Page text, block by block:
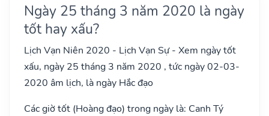
Ngày 25 tháng 3 năm 2020 là ngày
tốt hay xấu?
Lịch Vạn Niên 2020 - Lịch Vạn Sự - Xem ngày tốt
xấu, ngày 25 tháng 3 năm 2020 , tức ngày 02-03-
2020 âm lịch, là ngày Hắc đạo
Các giờ tốt (Hoàng đạo) trong ngày là: Canh Tý